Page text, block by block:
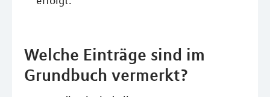
Welche Einträge sind im
Grundbuch vermerkt?